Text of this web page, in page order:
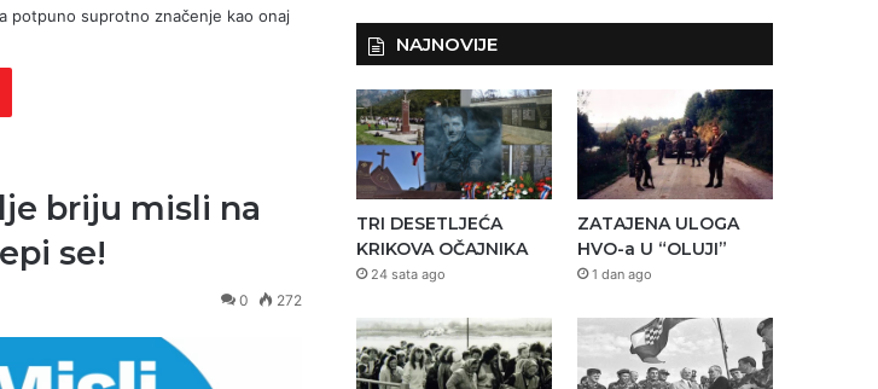
potpuno suprotno značenje kao onaj
briju misli na
se!
0 272
NAJNOVIJE
TRI DESETLJEĆA
KRIKOVA OČAJNIKA
24 sata ago
ZATAJENA ULOGA
HVO-a U “OLUJI”
1 dan ago